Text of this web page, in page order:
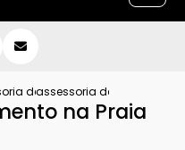
de casamento completa
assessoria de casamento
na Praia